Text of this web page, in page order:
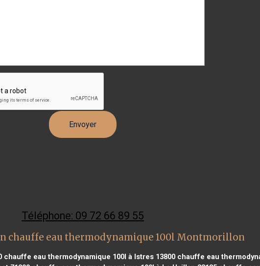
Téléphone: 09 72 66 89 55
chauffe eau thermodynamique 100l Montmorillon
chauffe eau thermodynamique 100l à Istres 13800 chauffe eau